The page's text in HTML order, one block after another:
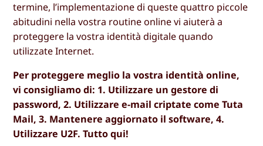
termine, l’implementazione di queste quattro piccole
abitudini nella vostra routine online vi aiuterà a
proteggere la vostra identità digitale quando
utilizzate Internet.
Per proteggere meglio la vostra identità online,
vi consigliamo di: 1. Utilizzare un gestore di
password, 2. Utilizzare e-mail criptate come Tuta
Mail, 3. Mantenere aggiornato il software, 4.
Utilizzare U2F. Tutto qui!